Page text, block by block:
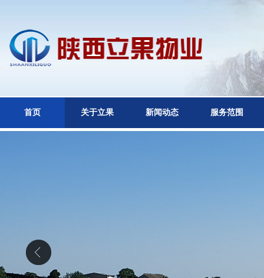
首页 关于立果 新闻动态 服务范围